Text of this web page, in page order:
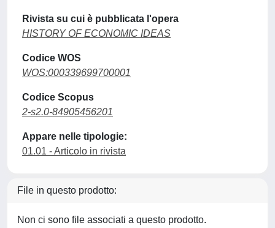
Rivista su cui è pubblicata l'opera
HISTORY OF ECONOMIC IDEAS
Codice WOS
WOS:000339699700001
Codice Scopus
2-s2.0-84905456201
Appare nelle tipologie:
01.01 - Articolo in rivista
File in questo prodotto:
Non ci sono file associati a questo prodotto.